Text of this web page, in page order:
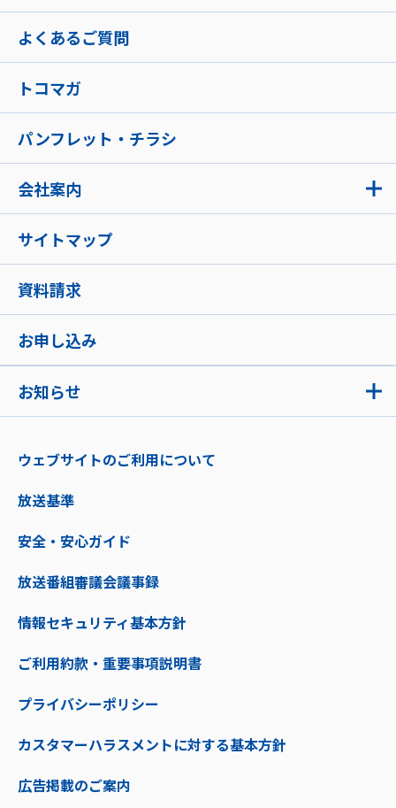
お知らせ
よくあるご質問
トコマガ
パンフレット・チラシ
会社案内
サイトマップ
資料請求
お申し込み
ウェブサイトのご利用について
放送基準
安全・安心ガイド
放送番組審議会議事録
情報セキュリティ基本方針
ご利用約款・重要事項説明書
プライバシーポリシー
カスタマーハラスメントに対する基本方針
広告掲載のご案内